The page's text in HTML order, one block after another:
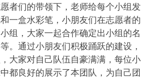
者们的带领下，老师给每个小组发
一盒水彩笔，小朋友们在志愿者的
组，大家一起合作确定出小组的名
。通过小朋友们积极踊跃的建设，
大家对自己队伍自豪满满，每位小
都良好的展示了本团队，为自己团